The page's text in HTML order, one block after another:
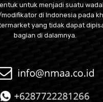
untuk menjadi suatu
di Indonesia pada
yang tidak dapat
bagian di dalamnya.